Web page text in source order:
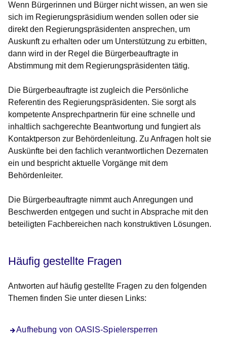
Wenn Bürgerinnen und Bürger nicht wissen, an wen sie
sich im Regierungspräsidium wenden sollen oder sie
direkt den Regierungspräsidenten ansprechen, um
Auskunft zu erhalten oder um Unterstützung zu erbitten,
dann wird in der Regel die Bürgerbeauftragte in
Abstimmung mit dem Regierungspräsidenten tätig.
Die Bürgerbeauftragte ist zugleich die Persönliche
Referentin des Regierungspräsidenten. Sie sorgt als
kompetente Ansprechpartnerin für eine schnelle und
inhaltlich sachgerechte Beantwortung und fungiert als
Kontaktperson zur Behördenleitung. Zu Anfragen holt sie
Auskünfte bei den fachlich verantwortlichen Dezernaten
ein und bespricht aktuelle Vorgänge mit dem
Behördenleiter.
Die Bürgerbeauftragte nimmt auch Anregungen und
Beschwerden entgegen und sucht in Absprache mit den
beteiligten Fachbereichen nach konstruktiven Lösungen.
Häufig gestellte Fragen
Antworten auf häufig gestellte Fragen zu den folgenden
Themen finden Sie unter diesen Links:
Aufhebung von OASIS-Spielersperren